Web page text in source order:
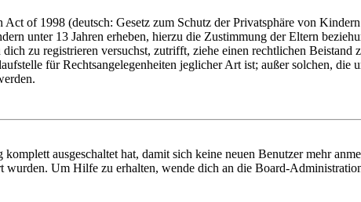
of 1998 (deutsch: Gesetz zum Schutz der Privatsphäre von
unter 13 Jahren erheben, hierzu die Zustimmung der Eltern
zu registrieren versuchst, zutrifft, ziehe einen rechtlichen
für Rechtsangelegenheiten jeglicher Art ist; außer solchen,
ausgeschaltet hat, damit sich keine neuen Benutzer mehr
wurden. Um Hilfe zu erhalten, wende dich an die Board-